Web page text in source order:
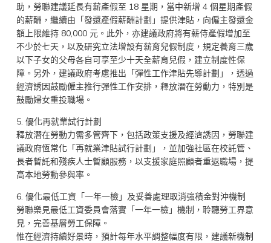
助，勞聯建議延長有薪產假至 18 星期，當中新增 4 個星期產假
的薪酬，繼續由「發還產假薪酬計劃」提供津貼，向僱主發還金
額上限維持 80,000 元。此外，亦建議政府將有薪侍產假增加至
不少於七天，以及研究立法增設有薪育兒假制度，規定養育三歲
以下子女的父母各自可享至少十天全薪育兒假，建立制度性保
障。另外，建議政府考慮推出「彈性工作津貼先導計劃」，透過
經濟誘因鼓勵僱主推行彈性工作安排，釋放潛在勞動力，特別是
鼓勵婦女重投職場。
5. 優化再就業試行計劃
釋放潛在勞動力需多管齊下，包括政策支援及經濟誘因，勞聯建
議政府恆常化「再就業津貼試行計劃」，並加強社區在校託管、
長者暫託和殘疾人士暫顧服務，以支援家庭照顧者重返職場，提
高本地勞動參與率。
6. 優化最低工資「一年一檢」及妥善處理取消強積金對沖機制
勞聯樂見最低工資委員會落實「一年一檢」機制，聆聽勞工界意
見，完善基層勞工保障。
惟在經濟持續好景時，預計每年水平調整幅度有限，建議新機制